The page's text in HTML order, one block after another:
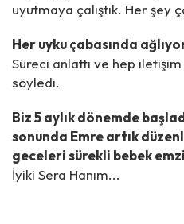
uyutmaya çalıştık. Her şey
Her uyku çabasında
Süreci anlattı ve hep iletişim
söyledi.
Biz 5 aylık dönemde
sonunda Emre artık
geceleri sürekli bebek
İyiki Sera Hanım...